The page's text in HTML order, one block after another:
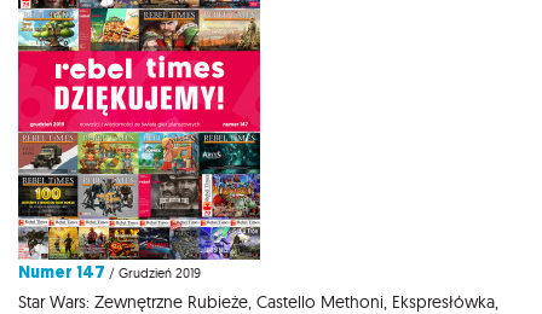
Numer 147 / Grudzień 2019
Star Wars: Zewnętrzne Rubieże, Castello Methoni, Ekspresłówka,